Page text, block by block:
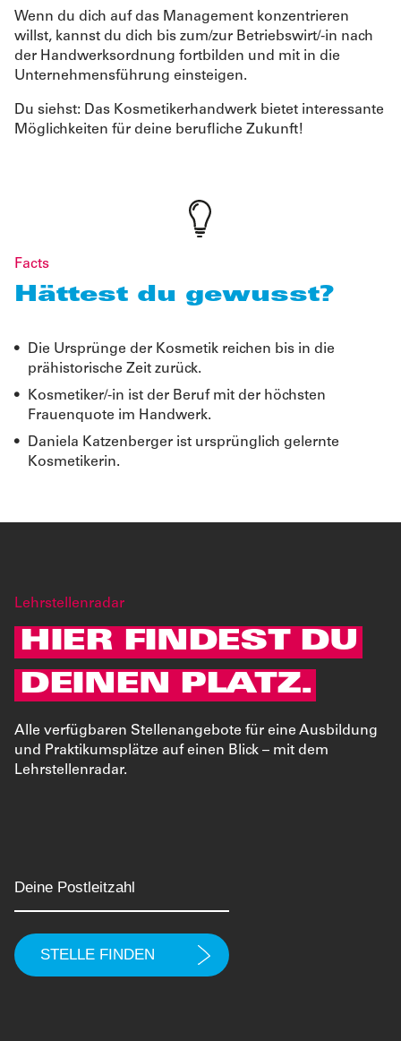
Wenn du dich auf das Management konzentrieren
willst, kannst du dich bis zum/zur Betriebswirt/-in nach
der Handwerksordnung fortbilden und mit in die
Unternehmensführung einsteigen.
Du siehst: Das Kosmetikerhandwerk bietet interessante
Möglichkeiten für deine berufliche Zukunft!
Facts
Hättest du gewusst?
Die Ursprünge der Kosmetik reichen bis in die
prähistorische Zeit zurück.
Kosmetiker/-in ist der Beruf mit der höchsten
Frauenquote im Handwerk.
Daniela Katzenberger ist ursprünglich gelernte
Kosmetikerin.
Lehrstellenradar
HIER FINDEST DU
DEINEN PLATZ.
Alle verfügbaren Stellenangebote für eine Ausbildung
und Praktikumsplätze auf einen Blick – mit dem
Lehrstellenradar.